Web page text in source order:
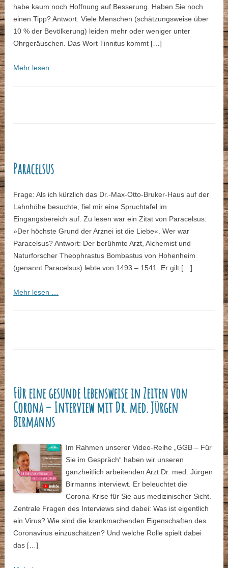
habe kaum noch Hoffnung auf Besserung. Haben Sie noch
einen Tipp? Antwort: Viele Menschen (schätzungsweise über
10 % der Bevölkerung) leiden mehr oder weniger unter
Ohrgeräuschen. Das Wort Tinnitus kommt […]
Mehr lesen …
Paracelsus
Frage: Als ich kürzlich das Dr.-Max-Otto-Bruker-Haus auf der
Lahnhöhe besuchte, fiel mir eine Spruchtafel im
Eingangsbereich auf. Zu lesen war ein Zitat von Paracelsus:
»Der höchste Grund der Arznei ist die Liebe«. Wer war
Paracelsus? Antwort: Der berühmte Arzt, Alchemist und
Naturforscher Theophrastus Bombastus von Hohenheim
(genannt Paracelsus) lebte von 1493 – 1541. Er gilt […]
Mehr lesen …
Für eine gesunde Lebensweise in Zeiten von
Corona – Interview mit Dr. med. Jürgen
Birmanns
Im Rahmen unserer Video-Reihe „GGB – Für
Sie im Gespräch“ haben wir unseren
ganzheitlich arbeitenden Arzt Dr. med. Jürgen
Birmanns interviewt. Er beleuchtet die
Corona-Krise für Sie aus medizinischer Sicht.
Zentrale Fragen des Interviews sind dabei: Was ist eigentlich
ein Virus? Wie sind die krankmachenden Eigenschaften des
Coronavirus einzuschätzen? Und welche Rolle spielt dabei
das […]